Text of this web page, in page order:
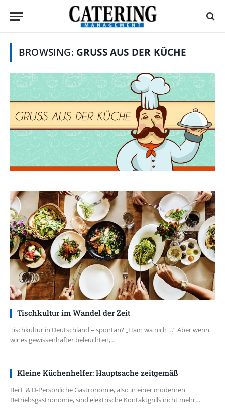
BROWSING: GRUSS AUS DER KÜCHE
Tischkultur im Wandel der Zeit
Tischkultur in Deutschland – spontan? „Ham wa nich …“ Aber wenn
wir es gewissenhafter beleuchten,…
Kleine Küchenhelfer: Hauptsache zeitgemäß
Bei L & D-Persönliche Gastronomie, also in einer modernen
Betriebsgastronomie, sind elektrische Kontaktgrills nicht mehr…